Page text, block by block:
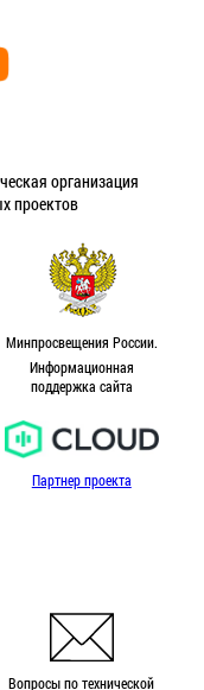
организация
проектов
Минпросвещения России.
Информационная
поддержка сайта
Партнер проекта
Вопросы по технической